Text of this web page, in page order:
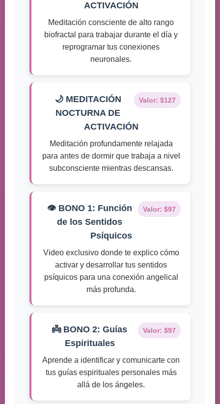
ACTIVACIÓN
Meditación consciente de alto rango
biofractal para trabajar durante el día y
reprogramar tus conexiones
neuronales.
Valor: $127
🌙 MEDITACIÓN
NOCTURNA DE
ACTIVACIÓN
Meditación profundamente relajada
para antes de dormir que trabaja a nivel
subconsciente mientras descansas.
Valor: $97
👁️ BONO 1: Función
de los Sentidos
Psíquicos
Video exclusivo donde te explico cómo
activar y desarrollar tus sentidos
psíquicos para una conexión angelical
más profunda.
Valor: $97
👼 BONO 2: Guías
Espirituales
Aprende a identificar y comunicarte con
tus guías espirituales personales más
allá de los ángeles.